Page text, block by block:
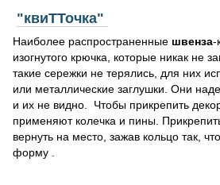
"квиТТочка"
Наиболее распространенные швенза-
изогнутого крючка, которые никак не
такие сережки не терялись, для них
или металлические заглушки. Они
и их не видно. Чтобы прикрепить
применяют колечка и пины.
вернуть на место, зажав кольцо так,
форму .